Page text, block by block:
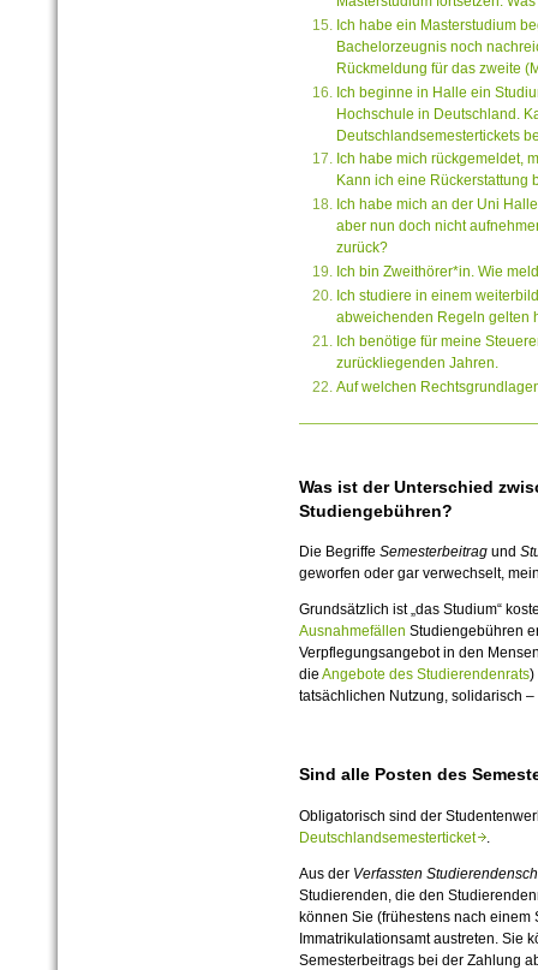
Ich habe ein Masterstudium
Bachelorzeugnis noch
Rückmeldung für das zweite
Ich beginne in Halle ein
Hochschule in Deutschland.
Deutschlandsemestertickets
Ich habe mich rückgemeldet,
Kann ich eine Rückerstattung
Ich habe mich an der Uni
aber nun doch nicht
zurück?
Ich bin Zweithörer*in. Wie
Ich studiere in einem
abweichenden Regeln gelten
Ich benötige für meine
zurückliegenden Jahren.
Auf welchen
Was ist der Unterschied
Studiengebühren?
Die Begriffe Semesterbeitrag und
geworfen oder gar verwechselt,
Grundsätzlich ist „das Studium“
Ausnahmefällen Studiengebühren
Verpflegungsangebot in den
die Angebote des Studierendenrats)
tatsächlichen Nutzung, solidarisch
Sind alle Posten des
Obligatorisch sind der
Deutschlandsemesterticket.
Aus der Verfassten
Studierenden, die den
können Sie (frühestens nach einem
Immatrikulationsamt austreten. Sie
Semesterbeitrags bei der Zahlung